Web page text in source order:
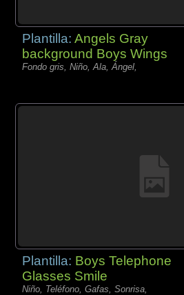
Plantilla:Angels Gray
background Boys Wings
Fondo gris, Niño, Ala, Ángel,
Plantilla: Boys Telephone
Glasses Smile
Niño, Teléfono, Gafas, Sonrisa,